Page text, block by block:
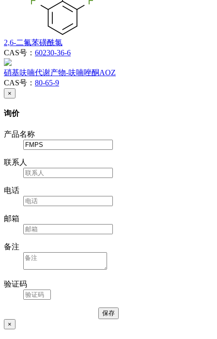
2,6-二氟苯磺酰氯
CAS号： 60230-36-6
硝基呋喃代谢产物-呋喃唑酮AOZ
CAS号： 80-65-9
×
询价
产品名称
联系人
电话
邮箱
备注
验证码
×